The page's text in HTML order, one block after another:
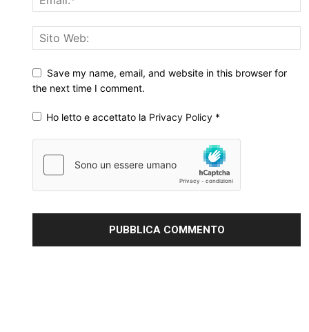
Save my name, email, and website in this browser for
the next time I comment.
Ho letto e accettato la Privacy Policy *